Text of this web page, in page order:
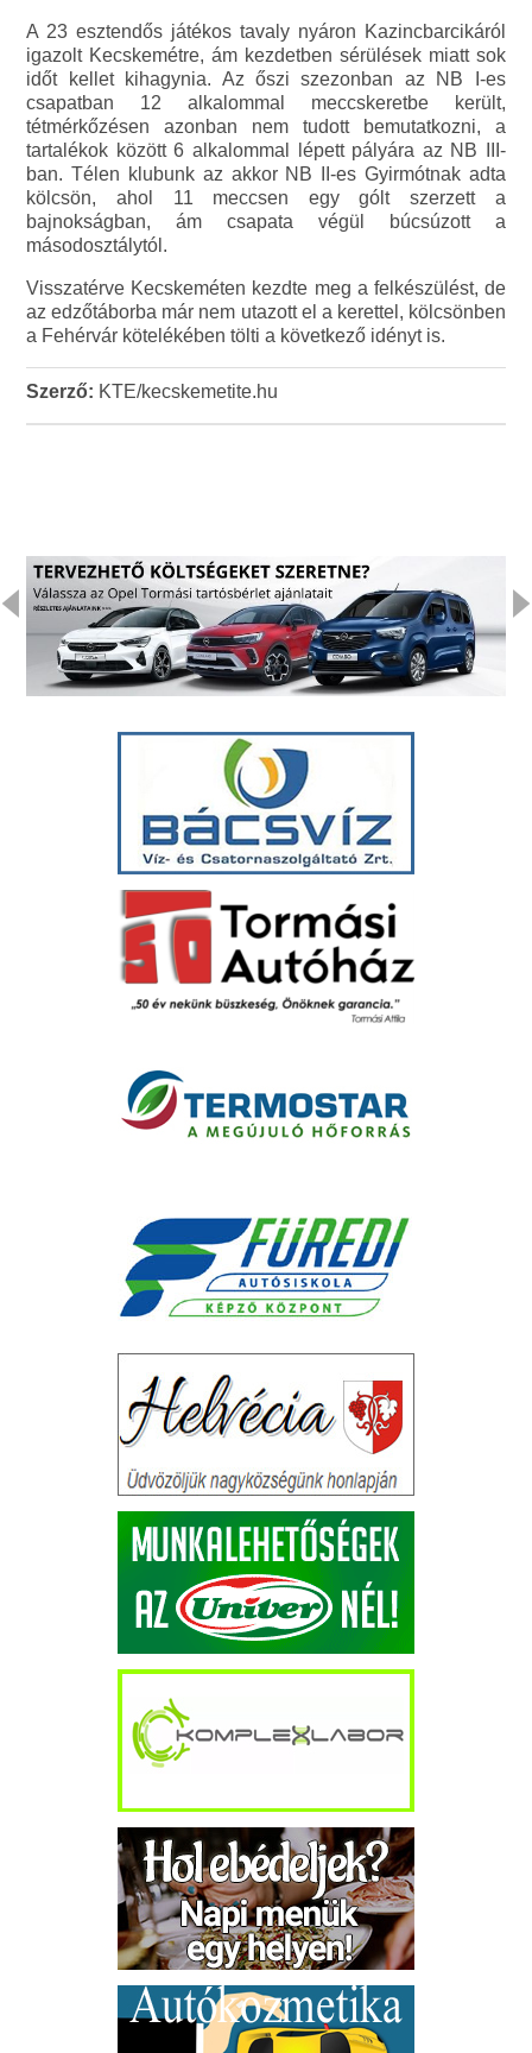
A 23 esztendős játékos tavaly nyáron Kazincbarcikáról
igazolt Kecskemétre, ám kezdetben sérülések miatt sok
időt kellet kihagynia. Az őszi szezonban az NB I-es
csapatban 12 alkalommal meccskeretbe került,
tétmérkőzésen azonban nem tudott bemutatkozni, a
tartalékok között 6 alkalommal lépett pályára az NB III-
ban. Télen klubunk az akkor NB II-es Gyirmótnak adta
kölcsön, ahol 11 meccsen egy gólt szerzett a
bajnokságban, ám csapata végül búcsúzott a
másodosztálytól.
Visszatérve Kecskeméten kezdte meg a felkészülést, de
az edzőtáborba már nem utazott el a kerettel, kölcsönben
a Fehérvár kötelékében tölti a következő idényt is.
Szerző: KTE/kecskemetite.hu